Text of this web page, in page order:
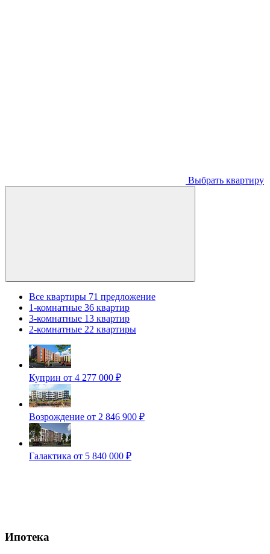
Выбрать квартиру
Все квартиры 71 предложение
1-комнатные 36 квартир
3-комнатные 13 квартир
2-комнатные 22 квартиры
Куприн от 4 277 000 ₽
Возрождение от 2 846 900 ₽
Галактика от 5 840 000 ₽
Ипотека